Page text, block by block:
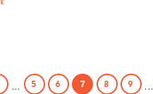
... 5 6 7 8 9 ...